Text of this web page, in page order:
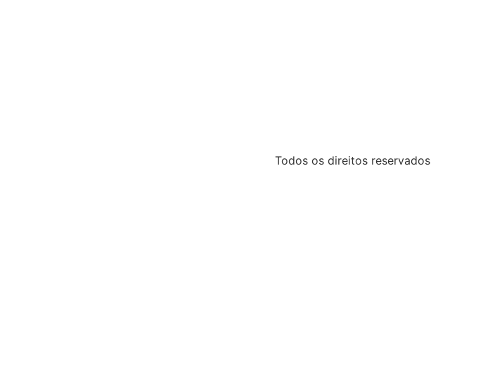
Todos os direitos reservados